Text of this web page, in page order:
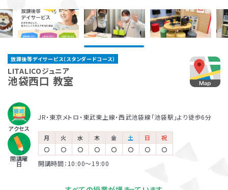
入会までの流れ
児童発達支援
放課後等デイサービス
放課後等デイサービス（スタンダードコース）
LITALICOジュニア
池袋西口 教室
アクセス
JR・東京メトロ・東武東上線・西武池袋線「池袋駅」より徒歩6分
開講曜
日
月 火 水 木 金 土 日
祝
〇
〇 〇 〇 〇 〇 〇 〇
開講時間：10:00〜19:00
たい!」をかなえるためのスキルを獲得できるように、また
「できる」「できた」を増やしていくために、お子さま一人ひ
とりにあった得意な学び方や好きなものを活用して楽し
く、興味度高く学べるように工夫しています。さらに「どの
ような環境がお子さまにあっているのか」「何があったら
得意をいかせるのか」を分析することで、お子さまが過ご
環境整備については、保護者さまや園・学校にお伝えする
ことで日常に広げていきます。お子さまがより「自分らしく
生きること」を大切にし、個の要因と環境要因、双方にバ
ランスよく働きかけていきます。
とで、よりお子さまに合ったサポート方法を見つけること
ができます。また、行動の原理を利用することで、新しい
行動を獲得したり、できていることを継続的に続けられ
る、他の場面に広げていく、などにもつなげていくことが
できます。
身辺の自立や発信/表現、セルフコントロールなど10項
目でチェックしています。
鳥取大学 大学院
医学系研究科 臨床心理学講座
ャルアドバイザー
著書『家庭で無理なく楽しくでき
る生活・学習課題46― 自閉症
の子どものためのABA 基本プロ
田中 康雄
法を考えます。
松本 好
放課後等デイサービスとは、児童福祉法に基づくサービ
スの一つです。早期に必要な指導を受け、将来的な本人
達の遅れが気になるお子さまの利用も幅広くおこなわれ
ています。自治体の定める日数と自己負担額の範囲でご
利用可能です。
保育所等訪問支援とは、児童福祉法に基づくサービス
で、児童発達支援や放課後等デイサービスと同じ「障害
学校など、お子さまが普段通っている施設に支援員が訪
問し、集団生活への適応をサポートします。
LITALICOジュニアでは、保護者さま向けのサービス「ペ
アレントトレーニング」というプログラムを提供していま
し、自分もお子さまも楽しくできるヒントがたくさん詰まっ
ている考え方を学ぶプログラムです。
（小学1年～高校3年）に分かれており、受給者証をお持
ちの方がご利用いただけます。
JR・西武池袋線・東京メトロ有楽町線・東京メトロ副都心線「池袋駅」から徒歩7
巣鴨教室
JR山手線・都営三田線「巣鴨駅」より徒歩2分